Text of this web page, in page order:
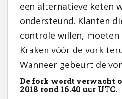
een alternatieve keten
ondersteund. Klanten
controle willen, moeten
Kraken vóór de vork
Wanneer gebeurt de
De fork wordt verwacht
2018 rond 16.40 uur UTC.